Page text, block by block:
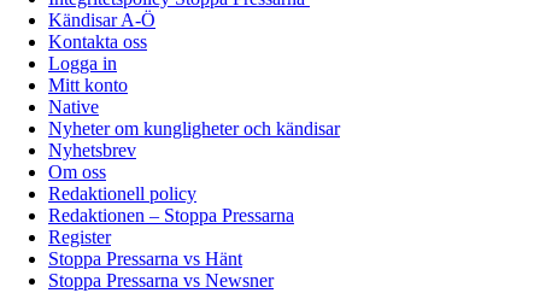
Kändisar A-Ö
Kontakta oss
Logga in
Mitt konto
Native
Nyheter om kungligheter och kändisar
Nyhetsbrev
Om oss
Redaktionell policy
Redaktionen – Stoppa Pressarna
Register
Stoppa Pressarna vs Hänt
Stoppa Pressarna vs Newsner